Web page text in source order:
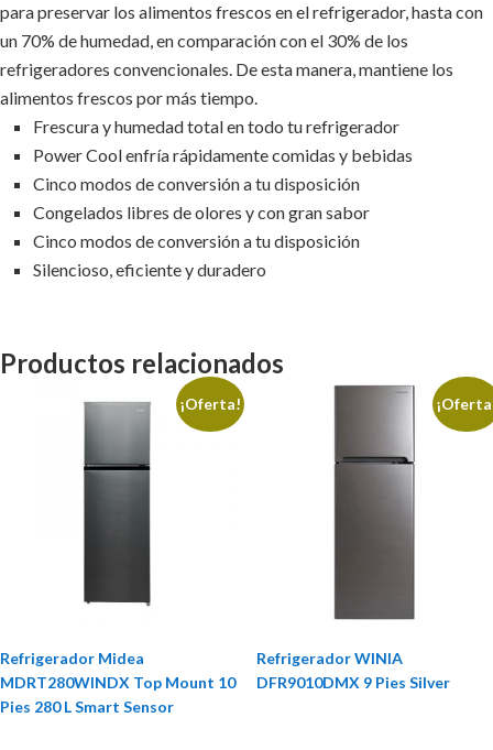
para preservar los alimentos frescos en el refrigerador, hasta con
un 70% de humedad, en comparación con el 30% de los
refrigeradores convencionales. De esta manera, mantiene los
alimentos frescos por más tiempo.
Frescura y humedad total en todo tu refrigerador
Power Cool enfría rápidamente comidas y bebidas
Cinco modos de conversión a tu disposición
Congelados libres de olores y con gran sabor
Cinco modos de conversión a tu disposición
Silencioso, eficiente y duradero
Productos relacionados
¡Oferta!
Refrigerador Midea
MDRT280WINDX Top Mount 10
Pies 280 L Smart Sensor
Refrigerador WINIA
DFR9010DMX 9 Pies Silver